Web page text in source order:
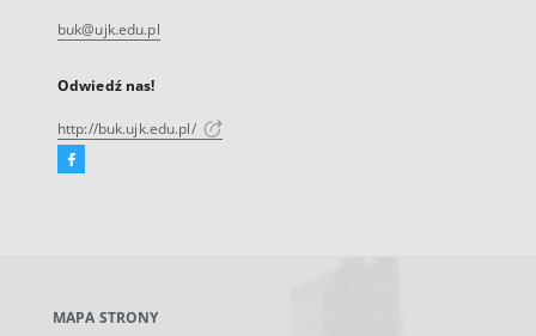
buk@ujk.edu.pl
Odwiedź nas!
http://buk.ujk.edu.pl/
Facebook
karcie
MAPA STRONY